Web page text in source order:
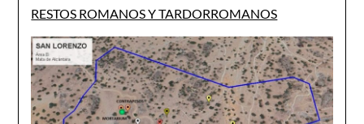
RESTOS ROMANOS Y TARDORROMANOS